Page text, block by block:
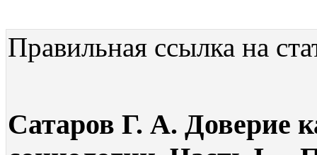
Правильная ссылка на
Сатаров Г. А. Доверие